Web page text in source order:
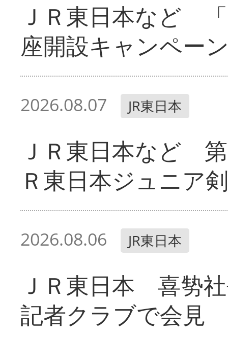
ＪＲ東日本など
座開設キャンペー
2026.08.07 JR東日本
ＪＲ東日本など
Ｒ東日本ジュニア
2026.08.06 JR東日本
ＪＲ東日本 喜㔟
記者クラブで会見